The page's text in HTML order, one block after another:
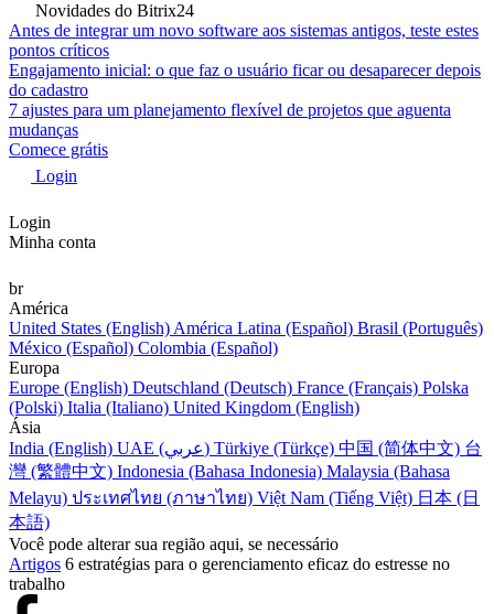
Novidades do Bitrix24
Antes de integrar um novo software aos sistemas antigos, teste estes
pontos críticos
Engajamento inicial: o que faz o usuário ficar ou desaparecer depois
do cadastro
7 ajustes para um planejamento flexível de projetos que aguenta
mudanças
Comece grátis
Login
Login
Minha conta
br
América
United States (English) América Latina (Español) Brasil (Português)
México (Español) Colombia (Español)
Europa
Europe (English) Deutschland (Deutsch) France (Français) Polska
(Polski) Italia (Italiano) United Kingdom (English)
Ásia
India (English)
UAE (عربي) Türkiye (Türkçe) 中国 (简体中文) 台
灣 (繁體中文) Indonesia (Bahasa Indonesia) Malaysia (Bahasa
Melayu) ประเทศไทย (ภาษาไทย) Việt Nam (Tiếng Việt) 日本 (日
本語)
Você pode alterar sua região aqui, se necessário
Artigos 6 estratégias para o gerenciamento eficaz do estresse no
trabalho